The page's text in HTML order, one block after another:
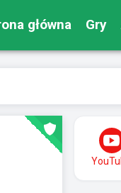
główna Gry